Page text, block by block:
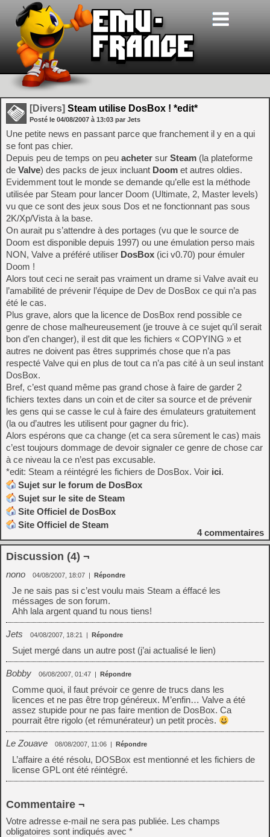
[Divers] Steam utilise DosBox ! *edit*
Posté le 04/08/2007 à 13:03 par Jets
Une petite news en passant parce que franchement il y en a qui
se font pas chier.
Depuis peu de temps on peu acheter sur Steam (la plateforme
de Valve) des packs de jeux incluant Doom et autres oldies.
Evidemment tout le monde se demande qu’elle est la méthode
utilisée par Steam pour lancer Doom (Ultimate, 2, Master levels)
vu que ce sont des jeux sous Dos et ne fonctionnant pas sous
2K/Xp/Vista à la base.
On aurait pu s’attendre à des portages (vu que le source de
Doom est disponible depuis 1997) ou une émulation perso mais
NON, Valve a préféré utiliser DosBox (ici v0.70) pour émuler
Doom !
Alors tout ceci ne serait pas vraiment un drame si Valve avait eu
l’amabilité de prévenir l’équipe de Dev de DosBox ce qui n’a pas
été le cas.
Plus grave, alors que la licence de DosBox rend possible ce
genre de chose malheureusement (je trouve à ce sujet qu’il serait
bon d’en changer), il est dit que les fichiers « COPYING » et
autres ne doivent pas êtres supprimés chose que n’a pas
respecté Valve qui en plus de tout ca n’a pas cité à un seul instant
DosBox.
Bref, c’est quand même pas grand chose à faire de garder 2
fichiers textes dans un coin et de citer sa source et de prévenir
les gens qui se casse le cul à faire des émulateurs gratuitement
(la ou d’autres les utilisent pour gagner du fric).
Alors espérons que ca change (et ca sera sûrement le cas) mais
c’est toujours dommage de devoir signaler ce genre de chose car
à ce niveau la ce n’est pas excusable.
*edit: Steam a réintégré les fichiers de DosBox. Voir ici.
Sujet sur le forum de DosBox
Sujet sur le site de Steam
Site Officiel de DosBox
Site Officiel de Steam
4commentaires
Discussion (4) ¬
nono 04/08/2007, 18:07 | Répondre
Je ne sais pas si c’est voulu mais Steam a éffacé les
méssages de son forum.
Ahh lala argent quand tu nous tiens!
Jets 04/08/2007, 18:21 | Répondre
Sujet mergé dans un autre post (j’ai actualisé le lien)
Bobby 06/08/2007, 01:47 | Répondre
Comme quoi, il faut prévoir ce genre de trucs dans les
licences et ne pas être trop généreux. M’enfin… Valve a été
assez stupide pour ne pas faire mention de DosBox. Ca
pourrait être rigolo (et rémunérateur) un petit procès.
Le Zouave 08/08/2007, 11:06 | Répondre
L’affaire a été résolu, DOSBox est mentionné et les fichiers de
license GPL ont été réintégré.
Commentaire ¬
Votre adresse e-mail ne sera pas publiée. Les champs
obligatoires sont indiqués avec *